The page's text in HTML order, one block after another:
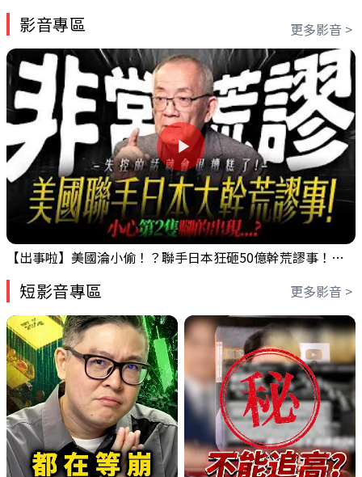
影音專區 更多影音 >
【出事啦】美國淪小偷！？聯手日本狂砸50億幹荒謬事！美元急殺黃金噴發，外資準備血洗台股！？｜ Mr.永年 李｜ 盤後講股 Mr.永年 李 2026 / 08 / 06
短影音專區 更多影音 >